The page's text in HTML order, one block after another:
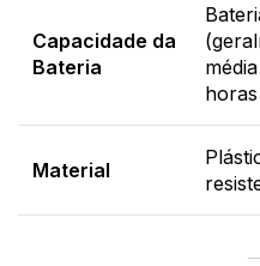
Capacidade da
Bateria
Material